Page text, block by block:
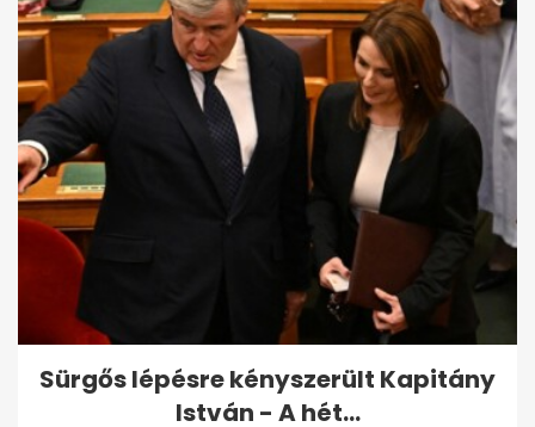
Sürgős lépésre kényszerült Kapitány
István - A hét...